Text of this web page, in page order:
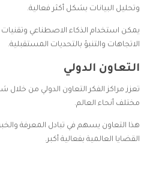
وتحليل البيانات بشكل أكثر فعالية.
يمكن استخدام الذكاء الاصطناعي وتقنيات
الاتجاهات والتنبؤ بالتحديات المستقبلية.
التعاون الدولي
تعزز مراكز الفكر التعاون الدولي من
مختلف أنحاء العالم.
هذا التعاون يسهم في تبادل المعرفة
القضايا العالمية بفعالية أكبر.